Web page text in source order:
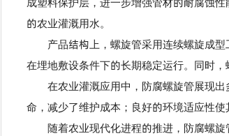
的农业灌溉用水。
产品结构上，螺旋管采用连续螺旋成型
在埋地敷设条件下的长期稳定运行。同时
在农业灌溉应用中，防腐螺旋管展现出
命，减少了维护成本；良好的环境适应性
随着农业现代化进程的推进，防腐螺旋